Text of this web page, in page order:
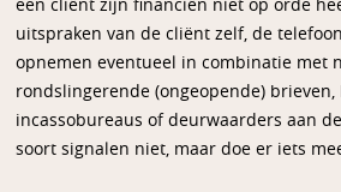
een cliënt zijn financiën niet op orde
uitspraken van de cliënt zelf, de
opnemen eventueel in combinatie met
rondslingerende (ongeopende) brieven,
incassobureaus of deurwaarders aan
soort signalen niet, maar doe er iets